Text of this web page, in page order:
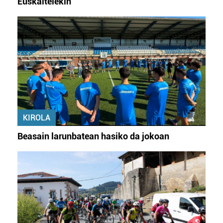
KIROLA
Beasain larunbatean hasiko da jokoan